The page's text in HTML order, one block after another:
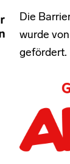
Die
wurde
gefördert.